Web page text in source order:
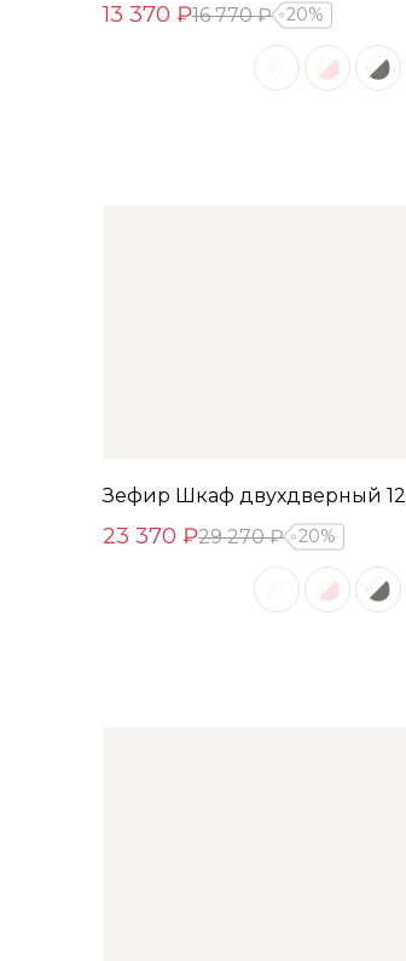
13 370 ₽16 770 ₽ 20%
Зефир Шкаф двухдверный
23 370 ₽29 270 ₽ 20%